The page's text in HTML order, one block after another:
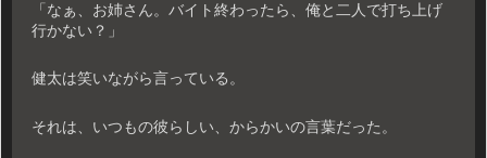
「なぁ、お姉さん。バイト終わったら、俺と二人で打ち上げ
行かない？」
健太は笑いながら言っている。
それは、いつもの彼らしい、からかいの言葉だった。